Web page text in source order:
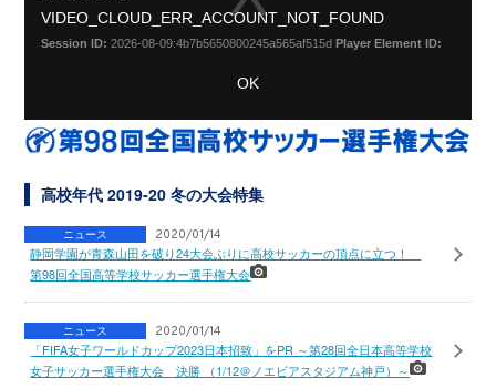
window.
VIDEO_CLOUD_ERR_ACCOUNT_NOT_FOUND
Session ID: 2026-08-09:4b7b5650800245a565af515dPlayer Element ID:
OK
高校年代 2019-20 冬の大会特集
ニュース 2020/01/14
静岡学園が青森山田を破り24大会ぶりに高校サッカーの頂点に立つ！
第98回全国高等学校サッカー選手権大会
ニュース 2020/01/14
「FIFA女子ワールドカップ2023日本招致」をPR ～第28回全日本高等学校
女子サッカー選手権大会 決勝 （1/12＠ノエビアスタジアム神戸）～